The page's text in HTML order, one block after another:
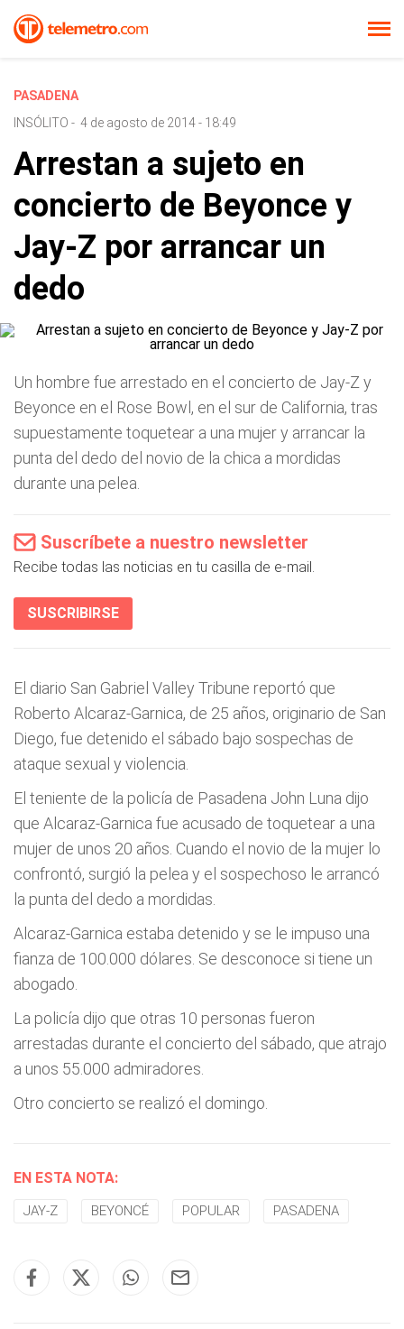
PASADENA
INSÓLITO - 4 de agosto de 2014 - 18:49
Arrestan a sujeto en
concierto de Beyonce y
Jay-Z por arrancar un
dedo
Un hombre fue arrestado en el concierto de Jay-Z y
Beyonce en el Rose Bowl, en el sur de California, tras
supuestamente toquetear a una mujer y arrancar la
punta del dedo del novio de la chica a mordidas
durante una pelea.
Suscríbete a nuestro newsletter
Recibe todas las noticias en tu casilla de e-mail.
SUSCRIBIRSE
El diario San Gabriel Valley Tribune reportó que
Roberto Alcaraz-Garnica, de 25 años, originario de San
Diego, fue detenido el sábado bajo sospechas de
ataque sexual y violencia.
El teniente de la policía de Pasadena John Luna dijo
que Alcaraz-Garnica fue acusado de toquetear a una
mujer de unos 20 años. Cuando el novio de la mujer lo
confrontó, surgió la pelea y el sospechoso le arrancó
la punta del dedo a mordidas.
Alcaraz-Garnica estaba detenido y se le impuso una
fianza de 100.000 dólares. Se desconoce si tiene un
abogado.
La policía dijo que otras 10 personas fueron
arrestadas durante el concierto del sábado, que atrajo
a unos 55.000 admiradores.
Otro concierto se realizó el domingo.
EN ESTA NOTA:
JAY-Z BEYONCÉ POPULAR PASADENA